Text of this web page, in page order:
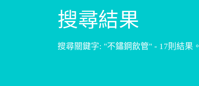
搜尋結果
搜尋關鍵字: "不鏽鋼飲管" - 17則結果。